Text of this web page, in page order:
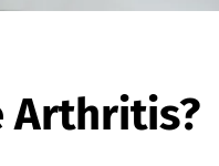
Arthritis?